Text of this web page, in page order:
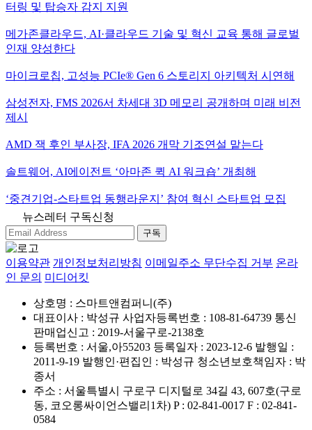
터링 및 탑승자 감지 지원
메가존클라우드, AI·클라우드 기술 및 혁신 교육 통해 글로벌
인재 양성한다
마이크로칩, 고성능 PCIe® Gen 6 스토리지 아키텍처 시연해
삼성전자, FMS 2026서 차세대 3D 메모리 공개하며 미래 비전
제시
AMD 잭 후인 부사장, IFA 2026 개막 기조연설 맡는다
솔트웨어, AI에이전트 ‘아마존 퀵 AI 워크숍’ 개최해
‘중견기업-스타트업 동행라운지’ 참여 혁신 스타트업 모집
뉴스레터 구독신청
구독
이용약관 개인정보처리방침 이메일주소 무단수집 거부 온라
인 문의 미디어킷
상호명 : 스마트앤컴퍼니(주)
대표이사 : 박성규 사업자등록번호 : 108-81-64739 통신
판매업신고 : 2019-서울구로-2138호
등록번호 : 서울,아55203 등록일자 : 2023-12-6 발행일 :
2011-9-19 발행인·편집인 : 박성규 청소년보호책임자 : 박
종서
주소 : 서울특별시 구로구 디지털로 34길 43, 607호(구로
동, 코오롱싸이언스밸리1차) P : 02-841-0017 F : 02-841-
0584